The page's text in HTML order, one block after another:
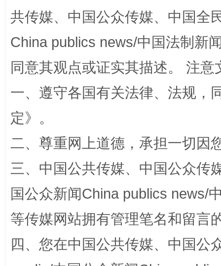
站台名比不上好声名
共传媒、中国公众传媒、中国全
China publics news/中国法制新
同意其观点或证实其描述。 注
一、遵守各国有关法律、法规，
定》。
二、尊重网上道德，承担一切因
三、中国公共传媒、中国公众传
国公众新闻China publics news/
等传媒网站拥有管理笔名和留言
四、您在中国公共传媒、中国公